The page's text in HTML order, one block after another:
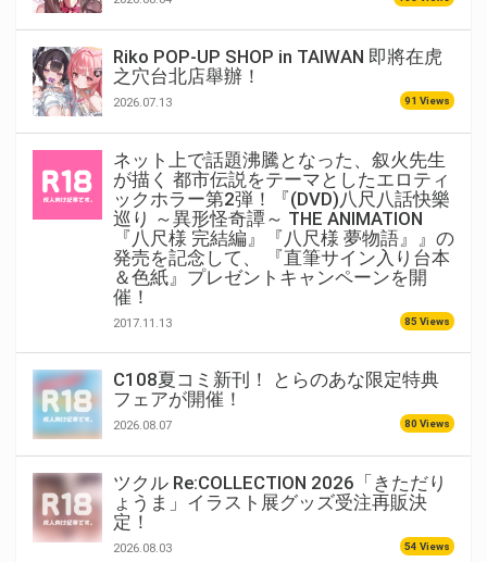
Riko POP-UP SHOP in TAIWAN 即將在虎
之穴台北店舉辦！
2026.07.13 91 Views
ネット上で話題沸騰となった、叙火先生
が描く 都市伝説をテーマとしたエロティ
ックホラー第2弾！『(DVD)八尺八話快樂
巡り ～異形怪奇譚～ THE ANIMATION
『八尺様 完結編』『八尺様 夢物語』』の
発売を記念して、 『直筆サイン入り台本
＆色紙』プレゼントキャンペーンを開
催！
2017.11.13 85 Views
C108夏コミ新刊！ とらのあな限定特典
フェアが開催！
2026.08.07 80 Views
ツクル Re:COLLECTION 2026「きただり
ょうま」イラスト展グッズ受注再販決
定！
2026.08.03 54 Views